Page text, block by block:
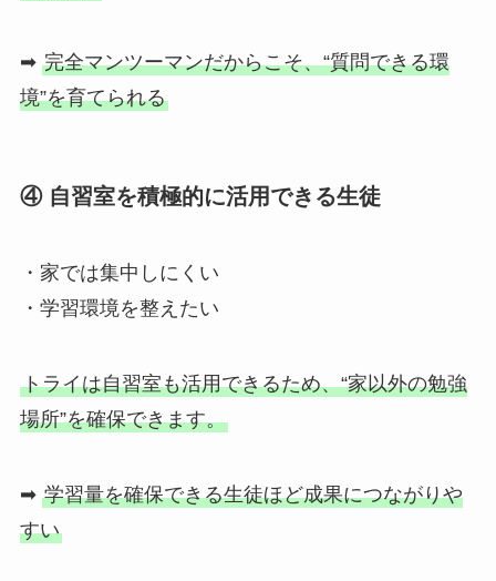
➡ 完全マンツーマンだからこそ、“質問できる環
境”を育てられる
④ 自習室を積極的に活用できる生徒
・家では集中しにくい
・学習環境を整えたい
トライは自習室も活用できるため、“家以外の勉強
場所”を確保できます。
➡ 学習量を確保できる生徒ほど成果につながりや
すい